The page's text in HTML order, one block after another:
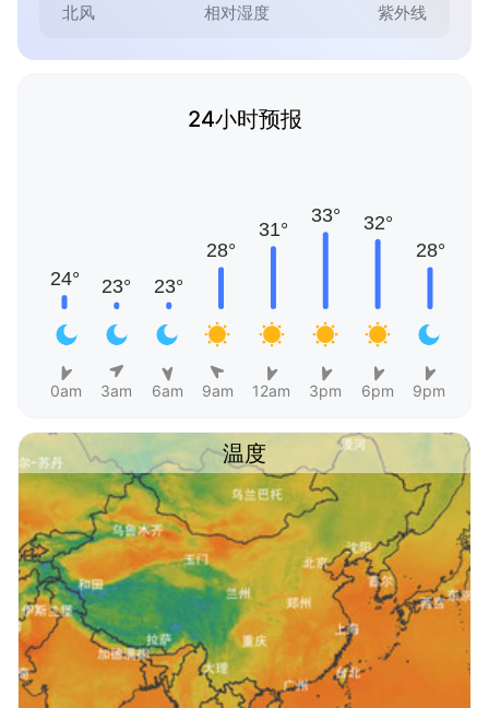
北风 相对湿度 紫外线
24小时预报
0am 3am 6am 9am 12am 3pm 6pm 9pm
温度